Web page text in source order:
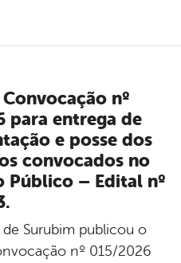
nº
para entrega de
e posse dos
convocados no
Público – Edital nº
de Surubim publicou o
nº 015/2026